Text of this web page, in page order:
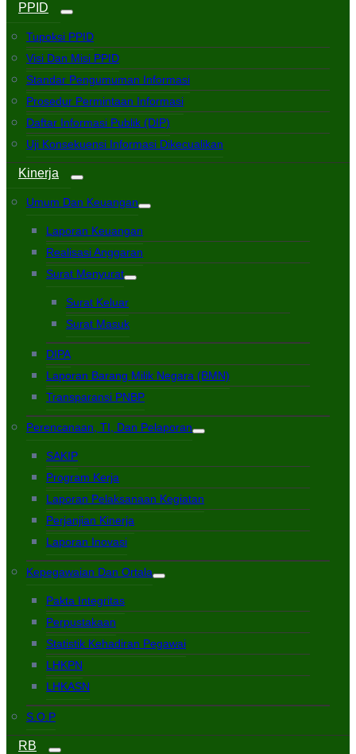
PPID
Tupoksi PPID
Visi Dan Misi PPID
Standar Pengumuman Informasi
Prosedur Permintaan Informasi
Daftar Informasi Publik (DIP)
Uji Konsekuensi Informasi Dikecualikan
Kinerja
Umum Dan Keuangan
Laporan Keuangan
Realisasi Anggaran
Surat Menyurat
Surat Keluar
Surat Masuk
DIPA
Laporan Barang Milik Negara (BMN)
Transparansi PNBP
Perencanaan, TI, Dan Pelaporan
SAKIP
Program Kerja
Laporan Pelaksanaan Kegiatan
Perjanjian Kinerja
Laporan Inovasi
Kepegawaian Dan Ortala
Pakta Integritas
Perpustakaan
Statistik Kehadiran Pegawai
LHKPN
LHKASN
S.O.P
RB